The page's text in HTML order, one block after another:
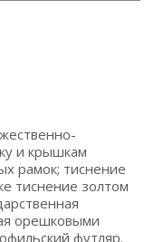
и крышкам
рамок; тиснение
тиснение золтом
орешковыми
футляр.